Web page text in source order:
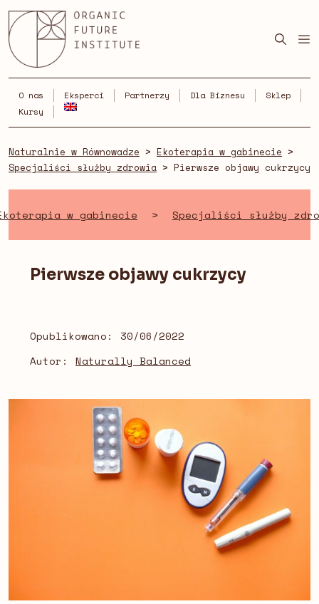
Skip
to
content
O nas Eksperci Partnerzy Dla Biznesu
Sklep
Kursy
Naturalnie w Równowadze > Ekoterapia w gabinecie >
Specjaliści służby zdrowia > Pierwsze objawy cukrzycy
w gabinecie > Specjaliści służby
Pierwsze objawy cukrzycy
Opublikowano:
30/06/2022
Autor:
Naturally Balanced